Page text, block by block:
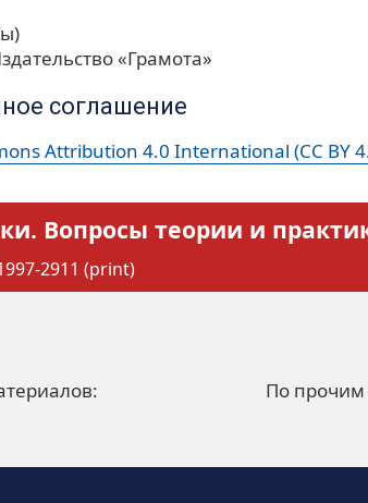
«Грамота»
соглашение
Attribution 4.0 International (CC BY
Вопросы теории и
2911 (print)
По